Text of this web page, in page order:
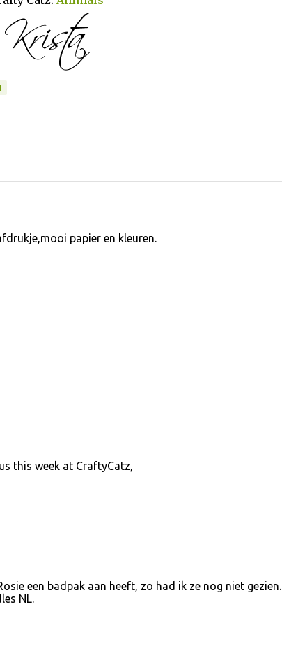
papier en kleuren.
this week at CraftyCatz,
een badpak aan heeft, zo had ik ze nog niet gezien.
NL.